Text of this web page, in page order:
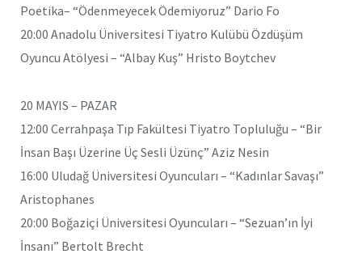
Poetika– “Ödenmeyecek Ödemiyoruz” Dario Fo
20:00 Anadolu Üniversitesi Tiyatro Kulübü Özdüşüm
Oyuncu Atölyesi – “Albay Kuş” Hristo Boytchev
20 MAYIS – PAZAR
12:00 Cerrahpaşa Tıp Fakültesi Tiyatro Topluluğu – “Bir
İnsan Başı Üzerine Üç Sesli Üzünç” Aziz Nesin
16:00 Uludağ Üniversitesi Oyuncuları – “Kadınlar Savaşı”
Aristophanes
20:00 Boğaziçi Üniversitesi Oyuncuları – “Sezuan’ın İyi
İnsanı” Bertolt Brecht